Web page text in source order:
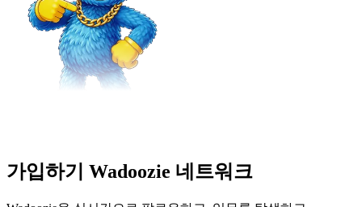
가입하기 Wadoozie 네트워크